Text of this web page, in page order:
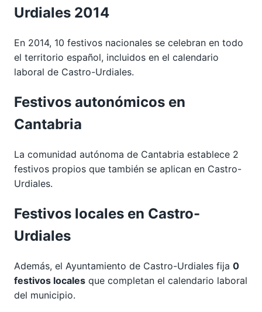
Urdiales 2014
En 2014, 10 festivos nacionales se celebran en todo
el territorio español, incluidos en el calendario
laboral de Castro-Urdiales.
Festivos autonómicos en
Cantabria
La comunidad autónoma de Cantabria establece 2
festivos propios que también se aplican en Castro-
Urdiales.
Festivos locales en Castro-
Urdiales
Además, el Ayuntamiento de Castro-Urdiales fija 0
festivos locales que completan el calendario laboral
del municipio.